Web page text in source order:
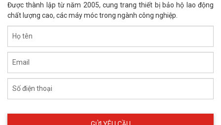
Được thành lập từ năm 2005, cung trang thiết bị bảo hộ lao động
chất lượng cao, các máy móc trong ngành công nghiệp.
Họ tên
Email
Số điện thoại